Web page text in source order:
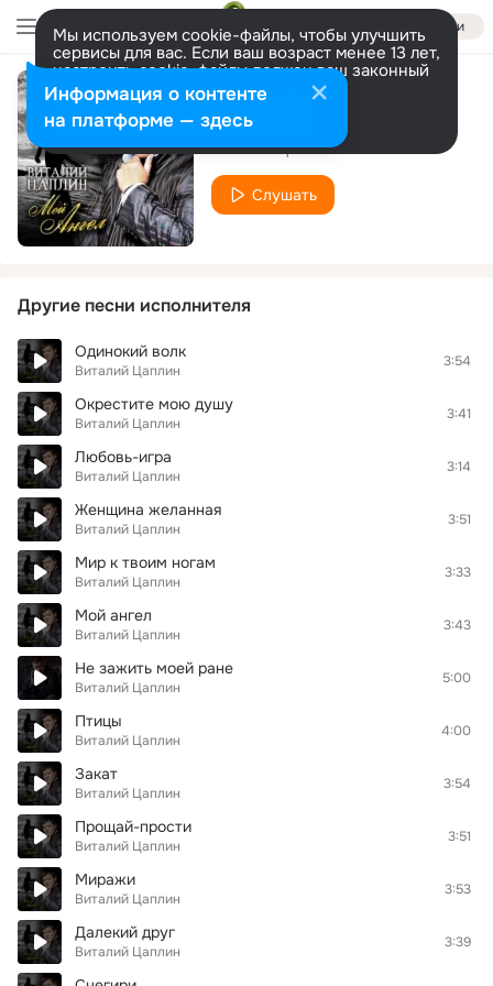
Войти
Мы используем cookie-файлы, чтобы улучшить
сервисы для вас. Если ваш возраст менее 13 лет,
настроить cookie-файлы должен ваш законный
представитель. Больше информации
Разрешить все Настроить
Два озера
Виталий Цаплин
Слушать
Другие песни исполнителя
Одинокий волк
Виталий Цаплин
3:54
Окрестите мою душу
Виталий Цаплин
3:41
Любовь-игра
Виталий Цаплин
3:14
Женщина желанная
Виталий Цаплин
3:51
Мир к твоим ногам
Виталий Цаплин
3:33
Мой ангел
Виталий Цаплин
3:43
Не зажить моей ране
Виталий Цаплин
5:00
Птицы
Виталий Цаплин
4:00
Закат
Виталий Цаплин
3:54
Прощай-прости
Виталий Цаплин
3:51
Миражи
Виталий Цаплин
3:53
Далекий друг
Виталий Цаплин
3:39
Информация о контенте
на платформе — здесь